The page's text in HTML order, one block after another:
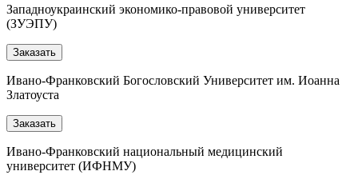
Западноукраинский экономико-правовой университет
(ЗУЭПУ)
Заказать
Ивано-Франковский Богословский Университет им. Иоанна
Златоуста
Заказать
Ивано-Франковский национальный медицинский
университет (ИФНМУ)